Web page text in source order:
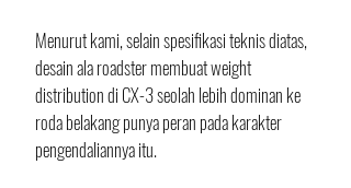
Menurut kami, selain spesifikasi teknis diatas,
desain ala roadster membuat weight
distribution di CX-3 seolah lebih dominan ke
roda belakang punya peran pada karakter
pengendaliannya itu.